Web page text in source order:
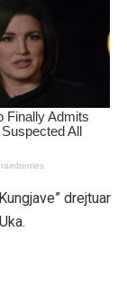
drejtuar